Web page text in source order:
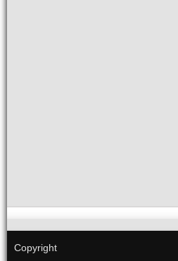
Copyright